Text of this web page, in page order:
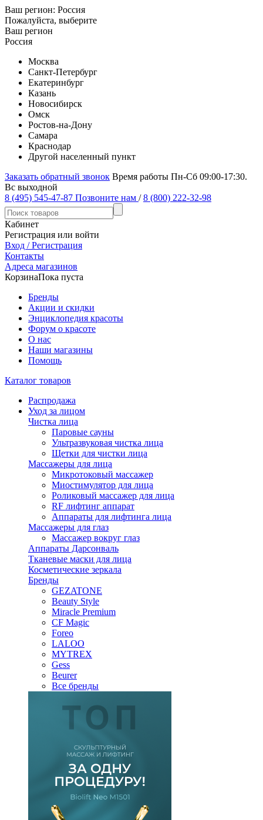
Ваш регион: Россия
Пожалуйста, выберите
Ваш регион
Россия
Москва
Санкт-Петербург
Екатеринбург
Казань
Новосибирск
Омск
Ростов-на-Дону
Самара
Краснодар
Другой населенный пункт
Заказать обратный звонок Время работы Пн-Сб 09:00-17:30.
Вс выходной
8 (495) 545-47-87 Позвоните нам / 8 (800) 222-32-98
Кабинет
Регистрация или войти
Вход / Регистрация
Контакты
Адреса магазинов
КорзинаПока пуста
Бренды
Акции и скидки
Энциклопедия красоты
Форум о красоте
О нас
Наши магазины
Помощь
Каталог товаров
Распродажа
Уход за лицом
Чистка лица
Паровые сауны
Ультразвуковая чистка лица
Щетки для чистки лица
Массажеры для лица
Микротоковый массажер
Миостимулятор для лица
Роликовый массажер для лица
RF лифтинг аппарат
Аппараты для лифтинга лица
Массажеры для глаз
Массажер вокруг глаз
Аппараты Дарсонваль
Тканевые маски для лица
Косметические зеркала
Бренды
GEZATONE
Beauty Style
Miracle Premium
CF Magic
Foreo
LALOO
MYTREX
Gess
Beurer
Все бренды